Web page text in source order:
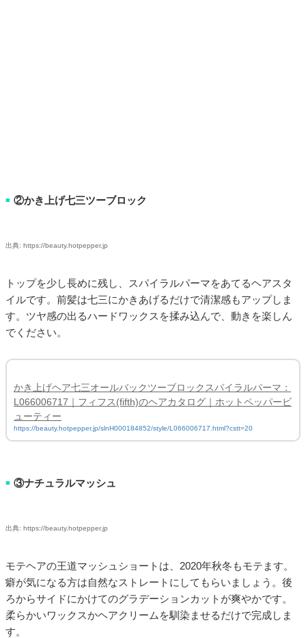
■ ②かき上げ七三ツーブロック
出典: https://beauty.hotpepper.jp
トップを少し長めに残し、スパイラルパーマをあてるヘアスタ
イルです。前髪は七三にかきあげるだけで清潔感もアップしま
す。ツヤ感の出るハードワックスを揉み込んで、動きを楽しん
でください。
かき上げヘア七三オールバックツーブロックスパイラルパーマ：
L066006717｜フィフス(fifth)のヘアカタログ｜ホットペッパービ
ューティー
https://beauty.hotpepper.jp/slnH000184852/style/L066006717.html?cstt=20
■ ③ナチュラルマッシュ
出典: https://beauty.hotpepper.jp
モテヘアの王道マッシュショートは、2020年秋冬もモテます。
癖が気になる方は自然なストレートにしてもらいましょう。後
ろからサイドにかけてのグラデーションカットが爽やかです。
柔らかいワックスかヘアクリームを馴染ませるだけで完成しま
す。